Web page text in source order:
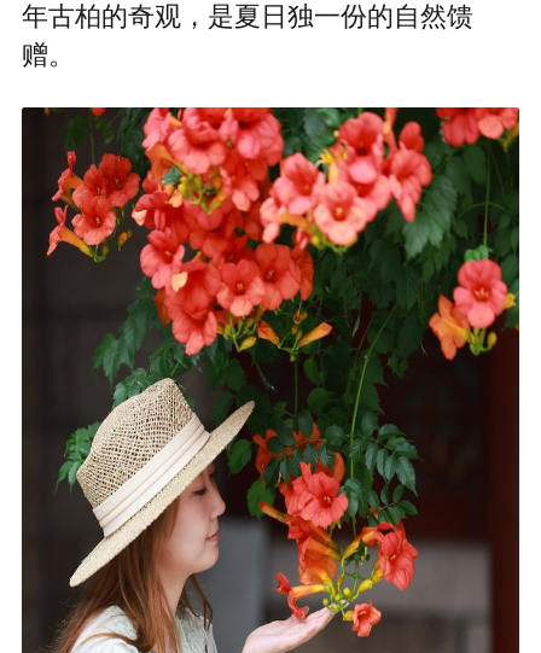
年古柏的奇观，是夏日独一份的自然馈
赠。